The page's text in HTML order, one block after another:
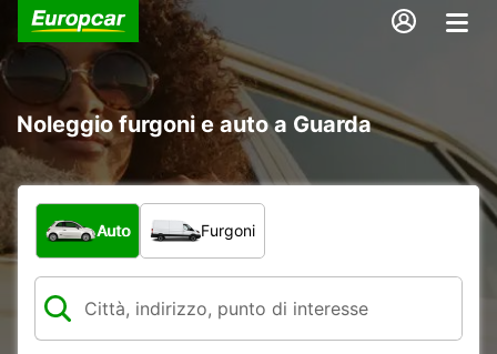
Noleggio furgoni e auto a Guarda
Scegli la tipologia di veicolo:
Auto Furgoni